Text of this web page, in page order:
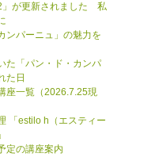
」が更新されました 私
ンパーニュ」の魅力を
た「パン・ド・カンパ
た日
座一覧（2026.7.25現
「estilo h（エスティー
定の講座案内